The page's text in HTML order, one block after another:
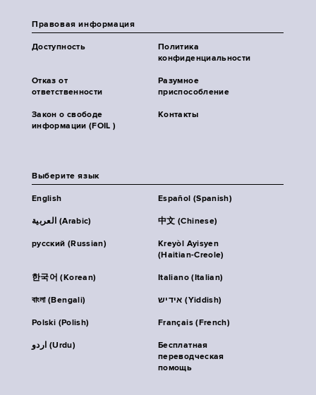
Правовая информация
Доступность
Политика
конфиденциальности
Отказ от
ответственности
Разумное
приспособление
Закон о свободе
информации (FOIL )
Контакты
Выберите язык
English Español (Spanish)
العربية (Arabic) 中文 (Chinese)
русский (Russian)
Kreyòl Ayisyen
(Haitian-Creole)
한국어 (Korean) Italiano (Italian)
বাংলা (Bengali) אידיש (Yiddish)
Polski (Polish) Français (French)
اردو (Urdu)
Бесплатная
переводческая
помощь